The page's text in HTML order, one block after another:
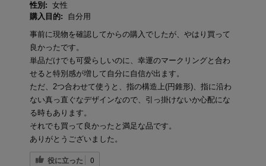
性別: 女性
購入目的:
自分用
事前に現物を確認してからの購入でしたが、やはり買って
良かったです。
単品だけでも可愛らしいのに、幸運のマークリングと合わ
せると特別感が増して自分に自信が出ます。
ただ、2つ合わせて使うと、指の構造上(円錐形)、指に沿わ
ない真っ直ぐなデザインなので、引っ掛けないか心配にな
る時もあります。
それでも買って良かったと満足な品です。
ありがとうございました。
役に立った 0